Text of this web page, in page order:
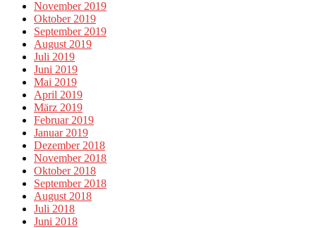
November 2019
Oktober 2019
September 2019
August 2019
Juli 2019
Juni 2019
Mai 2019
April 2019
März 2019
Februar 2019
Januar 2019
Dezember 2018
November 2018
Oktober 2018
September 2018
August 2018
Juli 2018
Juni 2018